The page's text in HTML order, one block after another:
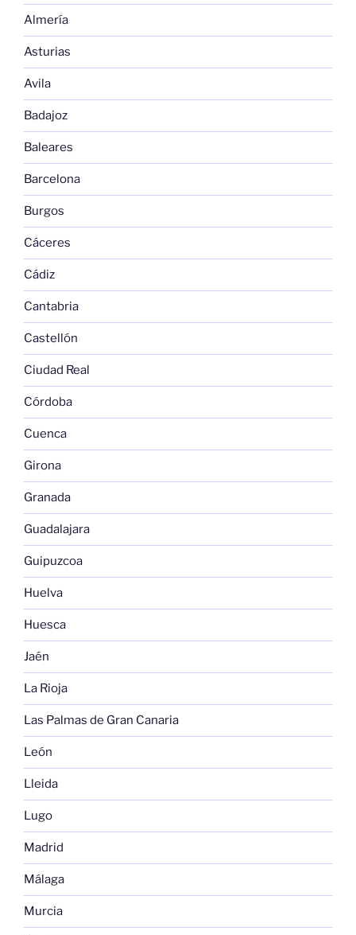
Almería
Asturias
Avila
Badajoz
Baleares
Barcelona
Burgos
Cáceres
Cádiz
Cantabria
Castellón
Ciudad Real
Córdoba
Cuenca
Girona
Granada
Guadalajara
Guipuzcoa
Huelva
Huesca
Jaén
La Rioja
Las Palmas de Gran Canaria
León
Lleida
Lugo
Madrid
Málaga
Murcia